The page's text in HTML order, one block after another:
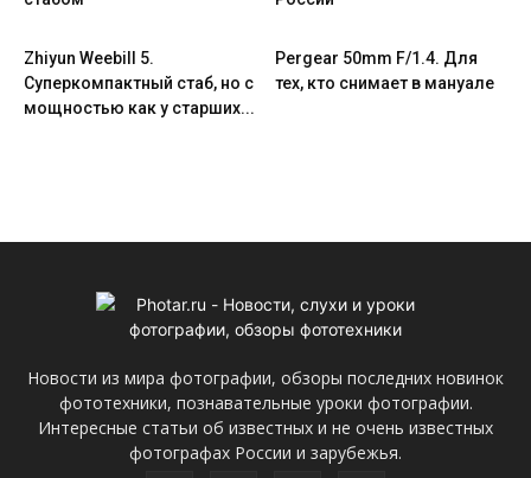
Zhiyun Weebill 5.
Cуперкомпактный стаб, но с
мощностью как у старших...
Pergear 50mm F/1.4. Для
тех, кто снимает в мануале
Новости из мира фотографии, обзоры последних новинок
фототехники, познавательные уроки фотографии.
Интересные статьи об известных и не очень известных
фотографах России и зарубежья.